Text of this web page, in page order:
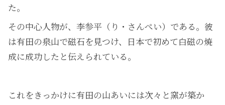
た。
その中心人物が、李参平（り・さんぺい）である。彼
は有田の泉山で磁石を見つけ、日本で初めて白磁の焼
成に成功したと伝えられている。
これをきっかけに有田の山あいには次々と窯が築か